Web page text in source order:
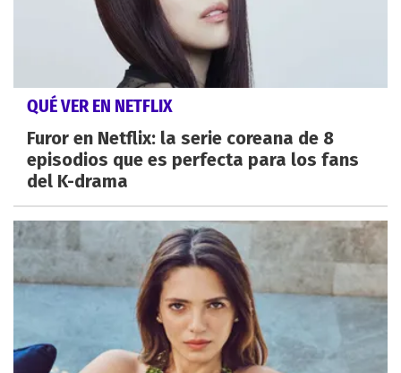
QUÉ VER EN NETFLIX
Furor en Netflix: la serie coreana de 8
episodios que es perfecta para los fans
del K-drama